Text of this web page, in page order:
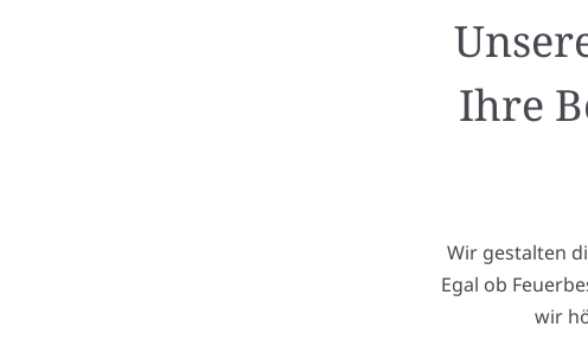
Ihre
Wir gestalten
Egal ob
wir